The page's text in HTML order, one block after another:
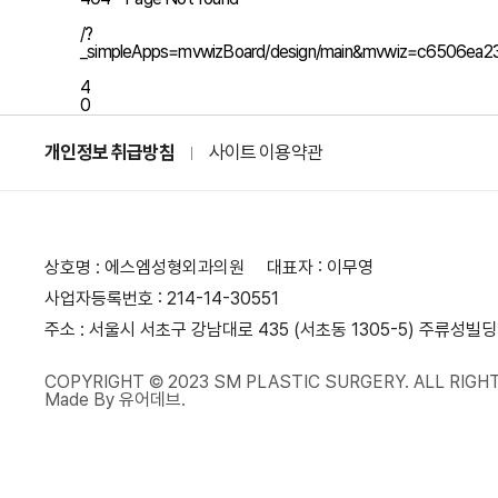
/?
_simpleApps=mvwizBoard/design/
4
0
개인정보 취급방침 사이트 이용약관
상호명 : 에스엠성형외과의원
대표자 : 이무영
사업자등록번호 : 214-14-30551
주소 : 서울시 서초구 강남대로 435 (서초동 1305-5) 주류성빌
COPYRIGHT © 2023 SM PLASTIC SURGERY. ALL
Made By 유어데브.